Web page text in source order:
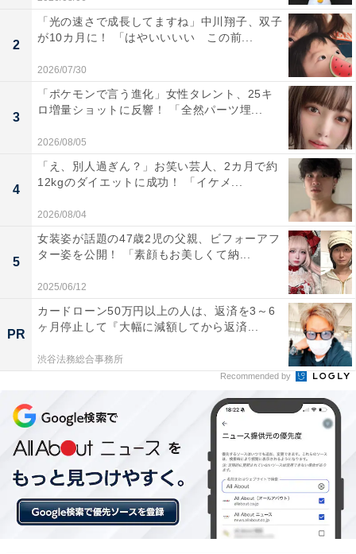
2
「光の速さで成長してますね」中川翔子、双子
が10カ月に！ 「はやいいいい この前...
2026/07/30
3
「ポケモンで言う進化」女性タレント、25キ
ロ増量ショットに反響！ 「全然パーツ埋...
2026/08/05
4
「え、別人過ぎん？」お笑い芸人、2カ月で約
12kgのダイエットに成功！ 「イケメ...
2026/08/04
5
女装姿が話題の47歳2児の父親、ビフォーアフ
ター姿を公開！ 「素顔もお美しくて納...
2025/06/12
PR
カードローン50万円以上の人は、返済を3～6
ヶ月停止して『大幅に減額してから返済...
渋谷法務総合事務所
Recommended by